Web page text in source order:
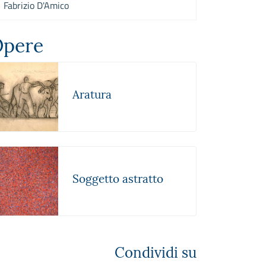
Fabrizio D'Amico
Aratura
Soggetto astratto
Condividi su